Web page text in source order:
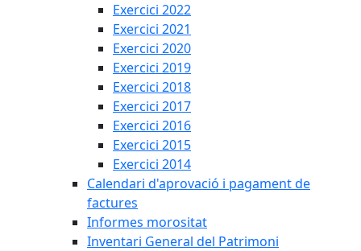
Exercici 2022
Exercici 2021
Exercici 2020
Exercici 2019
Exercici 2018
Exercici 2017
Exercici 2016
Exercici 2015
Exercici 2014
Calendari d'aprovació i pagament de
factures
Informes morositat
Inventari General del Patrimoni